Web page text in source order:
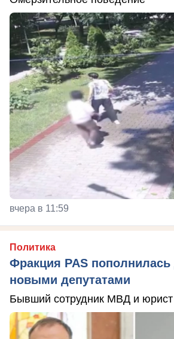
вчера в 11:59
Политика
Фракция PAS
новыми депутатами
Бывший сотрудник МВД и юрист